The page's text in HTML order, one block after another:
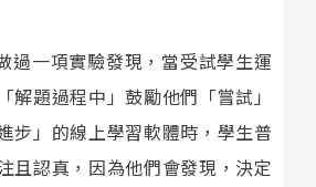
過一項實驗發現，當受試學生運
解題過程中」鼓勵他們「嘗試」
步」的線上學習軟體時，學生普
且認真，因為他們會發現，決定